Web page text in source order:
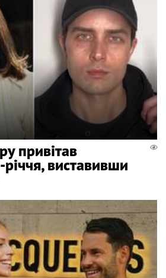
привітав
виставивши